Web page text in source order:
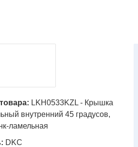
LKH0533KZL - Крышка
внутренний 45 градусов,
ламельная
DKC